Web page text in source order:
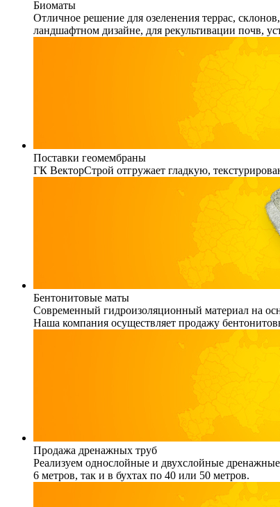
Биоматы
Отличное решение для озеленения террас,
ландшафтном дизайне, для рекультивации почв,
Поставки геомембраны
ГК ВекторСтрой отгружает гладкую,
Бентонитовые маты
Современный гидроизоляционный материал на
Наша компания осуществляет продажу
Продажа дренажных труб
Реализуем однослойные и двухслойные
6 метров, так и в бухтах по 40 или 50 метров.